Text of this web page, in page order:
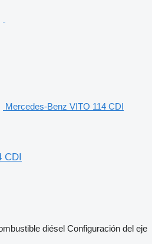
Mercedes-Benz VITO 114 CDI
CDI
diésel Configuración del eje